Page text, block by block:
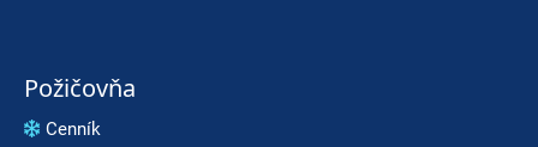
Požičovňa
Cenník